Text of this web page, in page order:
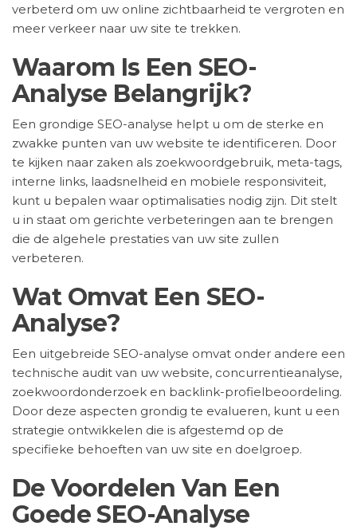
verbeterd om uw online zichtbaarheid te vergroten en
meer verkeer naar uw site te trekken.
Waarom Is Een SEO-
Analyse Belangrijk?
Een grondige SEO-analyse helpt u om de sterke en
zwakke punten van uw website te identificeren. Door
te kijken naar zaken als zoekwoordgebruik, meta-tags,
interne links, laadsnelheid en mobiele responsiviteit,
kunt u bepalen waar optimalisaties nodig zijn. Dit stelt
u in staat om gerichte verbeteringen aan te brengen
die de algehele prestaties van uw site zullen
verbeteren.
Wat Omvat Een SEO-
Analyse?
Een uitgebreide SEO-analyse omvat onder andere een
technische audit van uw website, concurrentieanalyse,
zoekwoordonderzoek en backlink-profielbeoordeling.
Door deze aspecten grondig te evalueren, kunt u een
strategie ontwikkelen die is afgestemd op de
specifieke behoeften van uw site en doelgroep.
De Voordelen Van Een
Goede SEO-Analyse